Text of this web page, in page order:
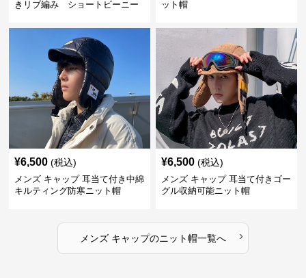
きリブ編み ショートビーニー ット帽
¥6,500 (税込)
メンズ キャップ 耳当て付き中綿
キルティング防寒ニット帽
¥6,500 (税込)
メンズ キャップ 耳当て付きゴー
グル収納可能ニット帽
メンズ キャップのニット帽一覧へ ›